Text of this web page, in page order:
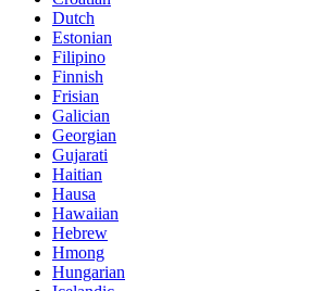
Dutch
Estonian
Filipino
Finnish
Frisian
Galician
Georgian
Gujarati
Haitian
Hausa
Hawaiian
Hebrew
Hmong
Hungarian